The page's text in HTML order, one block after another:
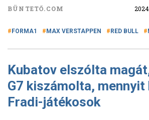
BÜNTETŐ.COM
FORMA1 MAX VERSTAPPEN RED BULL
Kubatov elszólta
G7 kiszámolta, mennyit
Fradi-játékosok